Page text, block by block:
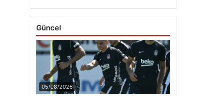
Güncel
05/08/2026